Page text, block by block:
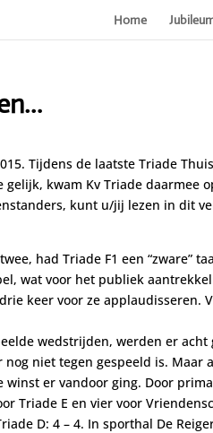
Home
Tijdens de laatste Triade
gelijk, kwam Kv Triade daarmee
kunt u/jij lezen in dit
had Triade F1 een “zware”
wat voor het publiek
keer voor ze applaudisseren.
wedstrijden, werden er acht
nog niet tegen gespeeld is.
winst er vandoor ging. Door
Triade E en vier voor
D: 4 – 4. In sporthal De